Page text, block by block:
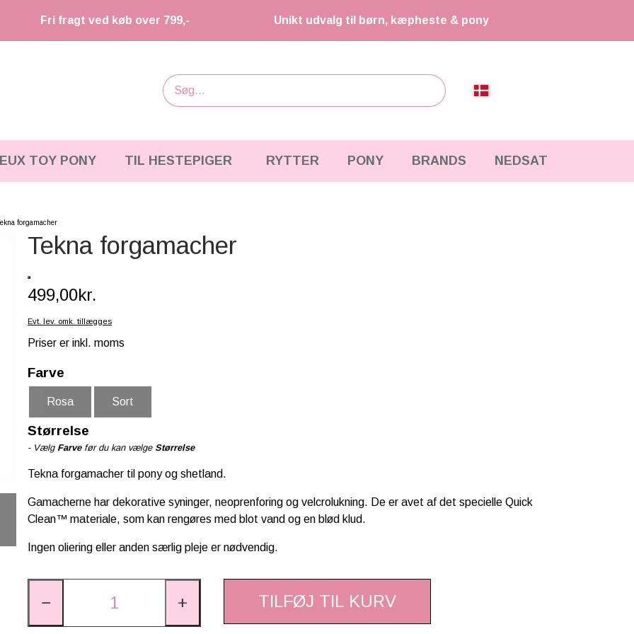
Fri fragt ved køb over 799,- Unikt udvalg til børn, kæpheste & pony
TOY PONY TIL HESTEPIGER RYTTER PONY BRANDS NEDSAT
forgamacher
Tekna forgamacher
499,00kr.
Evt. lev. omk. tillægges
Priser er inkl. moms
Farve
Rosa Sort
Størrelse
- Vælg Farvefør du kan vælge Størrelse
Tekna forgamacher til pony og shetland.
Gamacherne har dekorative syninger, neoprenforing og velcrolukning. De er avet af det specielle Quick
Clean™ materiale, som kan rengøres med blot vand og en blød klud.
Ingen oliering eller anden særlig pleje er nødvendig.
− + TILFØJ TIL KURV